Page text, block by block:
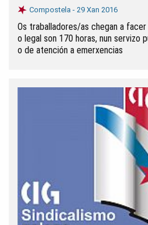
Compostela - 29 Xan 2016
Os traballadores/as chegan a
o legal son 170 horas, nun servizo
o de atención a emerxencias